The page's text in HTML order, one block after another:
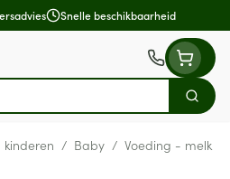
Snelle beschikbaarheid
Zoek
/ Baby / Voeding - melk